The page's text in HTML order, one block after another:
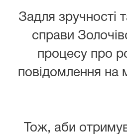
Задля зручності
справи
процесу про
повідомлення на
Тож, аби